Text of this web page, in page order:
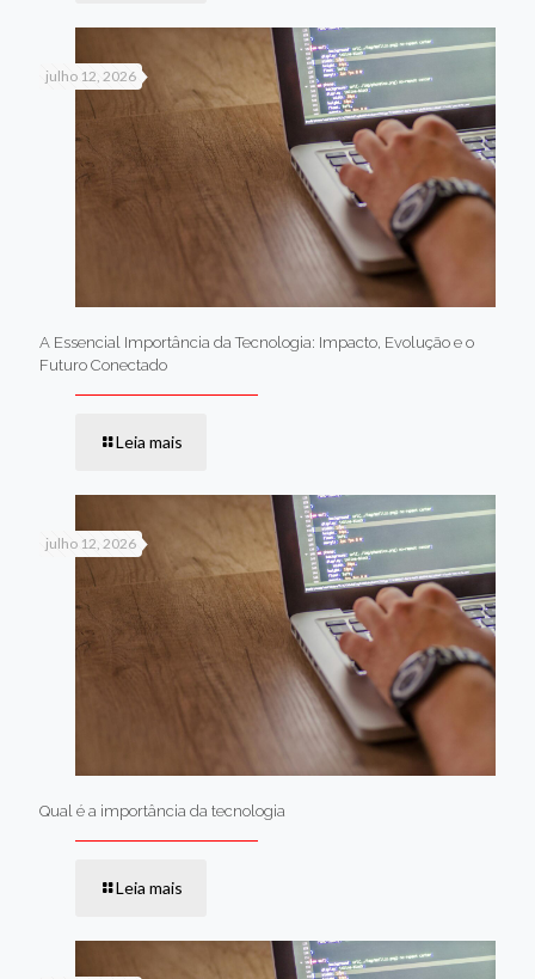
julho 12, 2026
A Essencial Importância da Tecnologia: Impacto, Evolução e o
Futuro Conectado
Leia mais
julho 12, 2026
Qual é a importância da tecnologia
Leia mais